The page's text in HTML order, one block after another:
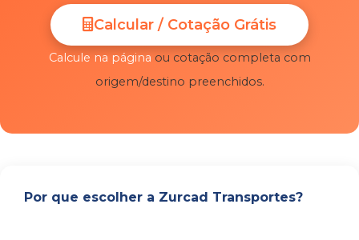
Calcular / Cotação Grátis
Calcule na página ou cotação completa com
origem/destino preenchidos.
Por que escolher a Zurcad Transportes?